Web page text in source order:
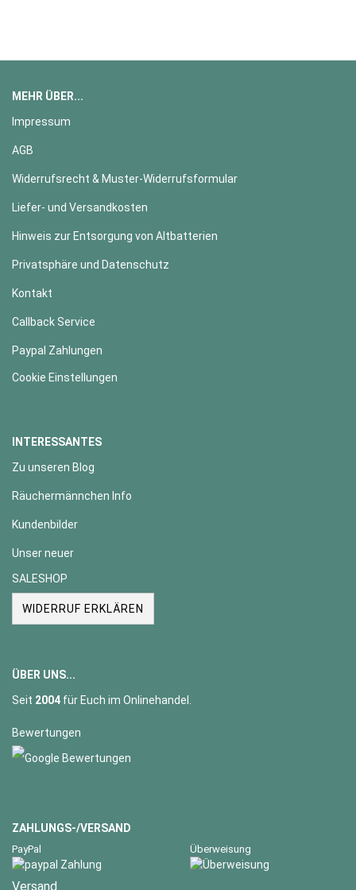
MEHR ÜBER...
Impressum
AGB
Widerrufsrecht & Muster-Widerrufsformular
Liefer- und Versandkosten
Hinweis zur Entsorgung von Altbatterien
Privatsphäre und Datenschutz
Kontakt
Callback Service
Paypal Zahlungen
Cookie Einstellungen
INTERESSANTES
Zu unseren Blog
Räuchermännchen Info
Kundenbilder
Unser neuer
SALESHOP
WIDERRUF ERKLÄREN
ÜBER UNS...
Seit 2004 für Euch im Onlinehandel.
Bewertungen
ZAHLUNGS-/VERSAND
PayPal Überweisung
Versand